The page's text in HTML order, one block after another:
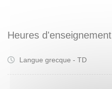
Heures d'enseignement
Langue grecque - TD